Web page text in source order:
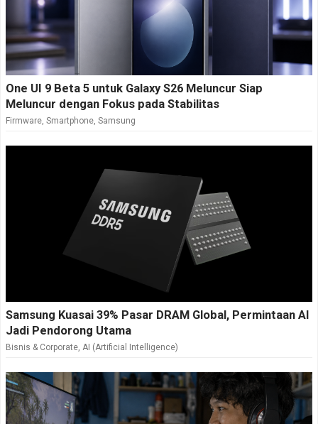
One UI 9 Beta 5 untuk Galaxy S26 Meluncur Siap
Meluncur dengan Fokus pada Stabilitas
Firmware, Smartphone, Samsung
Samsung Kuasai 39% Pasar DRAM Global, Permintaan AI
Jadi Pendorong Utama
Bisnis & Corporate, AI (Artificial Intelligence)